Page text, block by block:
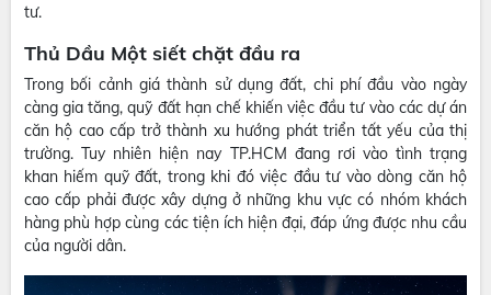
tư.
Thủ Dầu Một siết chặt đầu ra
Trong bối cảnh giá thành sử dụng đất, chi phí đầu vào ngày
càng gia tăng, quỹ đất hạn chế khiến việc đầu tư vào các dự án
căn hộ cao cấp trở thành xu hướng phát triển tất yếu của thị
trường. Tuy nhiên hiện nay TP.HCM đang rơi vào tình trạng
khan hiếm quỹ đất, trong khi đó việc đầu tư vào dòng căn hộ
cao cấp phải được xây dựng ở những khu vực có nhóm khách
hàng phù hợp cùng các tiện ích hiện đại, đáp ứng được nhu cầu
của người dân.